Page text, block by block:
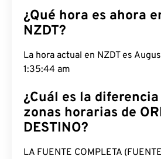
¿Qué hora es ahora
NZDT?
La hora actual en NZDT es
1:35:45 am
¿Cuál es la
zonas horarias de
DESTINO?
LA FUENTE COMPLETA